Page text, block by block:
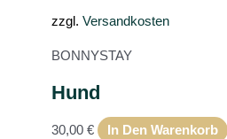
zzgl. Versandkosten
BONNYSTAY
Hund
30,00 € In Den Warenkorb